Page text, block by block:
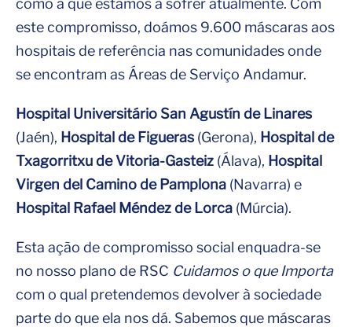
como a que estamos a sofrer atualmente. Com
este compromisso, doámos 9.600 máscaras aos
hospitais de referência nas comunidades onde
se encontram as Áreas de Serviço Andamur.
Hospital Universitário San Agustín de Linares
(Jaén), Hospital de Figueras (Gerona), Hospital de
Txagorritxu de Vitoria-Gasteiz (Álava), Hospital
Virgen del Camino de Pamplona (Navarra) e
Hospital Rafael Méndez de Lorca (Múrcia).
Esta ação de compromisso social enquadra-se
no nosso plano de RSC Cuidamos o que Importa
com o qual pretendemos devolver à sociedade
parte do que ela nos dá. Sabemos que máscaras